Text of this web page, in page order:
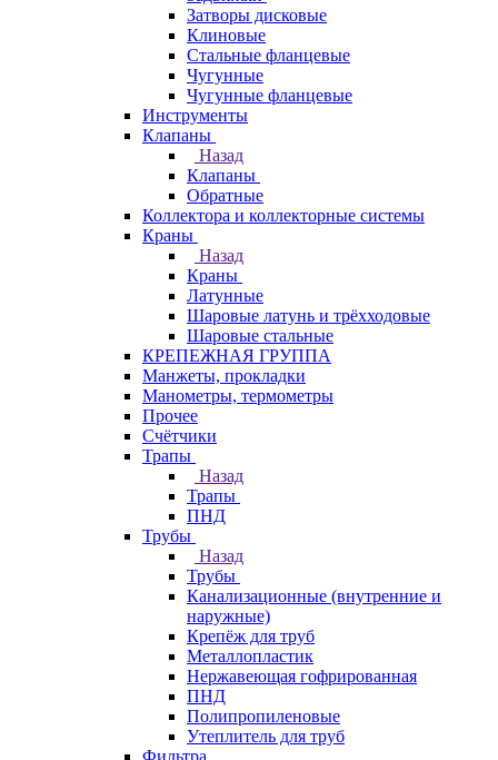
Затворы дисковые
Клиновые
Стальные фланцевые
Чугунные
Чугунные фланцевые
Инструменты
Клапаны
Назад
Клапаны
Обратные
Коллектора и коллекторные системы
Краны
Назад
Краны
Латунные
Шаровые латунь и трёхходовые
Шаровые стальные
КРЕПЕЖНАЯ ГРУППА
Манжеты, прокладки
Манометры, термометры
Прочее
Счётчики
Трапы
Назад
Трапы
ПНД
Трубы
Назад
Трубы
Канализационные (внутренние и
наружные)
Крепёж для труб
Металлопластик
Нержавеющая гофрированная
ПНД
Полипропиленовые
Утеплитель для труб
Фильтра